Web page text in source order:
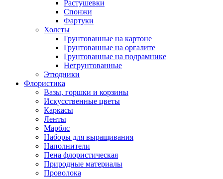
Растушевки
Спонжи
Фартуки
Холсты
Грунтованные на картоне
Грунтованные на оргалите
Грунтованные на подрамнике
Негрунтованные
Этюдники
Флористика
Вазы, горшки и корзины
Искусственные цветы
Каркасы
Ленты
Марблс
Наборы для выращивания
Наполнители
Пена флористическая
Природные материалы
Проволока